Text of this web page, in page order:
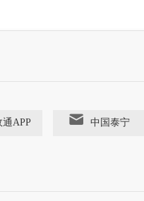
通APP 中国泰宁